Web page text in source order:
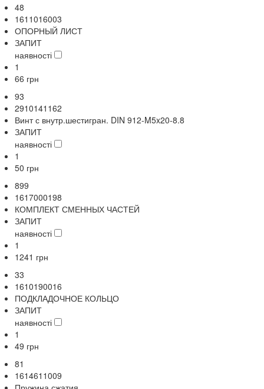
48
1611016003
ОПОРНЫЙ ЛИСТ
ЗАПИТ
наявності
1
66 грн
93
2910141162
Винт с внутр.шестигран. DIN 912-M5x20-8.8
ЗАПИТ
наявності
1
50 грн
899
1617000198
КОМПЛЕКТ СМЕННЫХ ЧАСТЕЙ
ЗАПИТ
наявності
1
1241 грн
33
1610190016
ПОДКЛАДОЧНОЕ КОЛЬЦО
ЗАПИТ
наявності
1
49 грн
81
1614611009